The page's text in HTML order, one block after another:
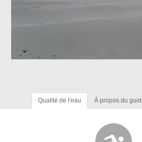
Qualité de l'eau À propos du